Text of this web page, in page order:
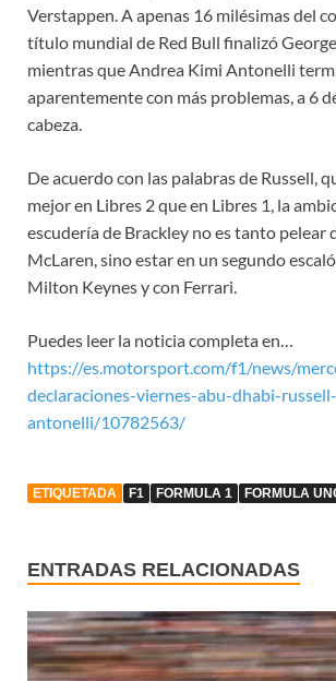
Verstappen. A apenas 16 milésimas del
título mundial de Red Bull finalizó
mientras que Andrea Kimi Antonelli
aparentemente con más problemas, a 6
cabeza.
De acuerdo con las palabras de Russell,
mejor en Libres 2 que en Libres 1, la
escudería de Brackley no es tanto pelear
McLaren, sino estar en un segundo
Milton Keynes y con Ferrari.
Puedes leer la noticia completa en…
https://es.motorsport.com/f1/news/
declaraciones-viernes-abu-dhabi-russell-
antonelli/10782563/
ETIQUETADA F1 FORMULA 1 FORMULA
ENTRADAS RELACIONADAS